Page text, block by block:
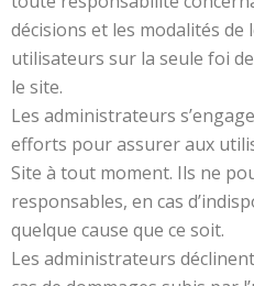
décisions et les modalités
utilisateurs sur la seule foi
le site.
Les administrateurs
efforts pour assurer aux
Site à tout moment. Ils ne
responsables, en cas
quelque cause que ce soit.
Les administrateurs